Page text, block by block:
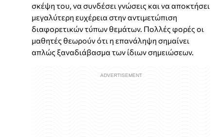
σκέψη του, να συνδέσει γνώσεις και να αποκτήσει
μεγαλύτερη ευχέρεια στην αντιμετώπιση
διαφορετικών τύπων θεμάτων. Πολλές φορές οι
μαθητές θεωρούν ότι η επανάληψη σημαίνει
απλώς ξαναδιάβασμα των ίδιων σημειώσεων.